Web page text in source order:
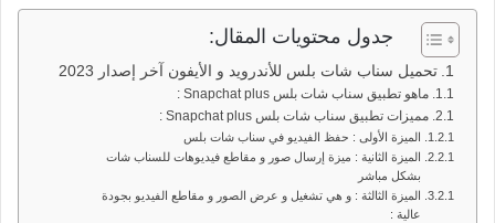
جدول محتويات المقال:
تحميل سناب شات بلس للأندرويد و الأيفون آخر إصدار 2023
ماهو تطبيق سناب شات بلس Snapchat plus :
مميزات تطبيق سناب شات بلس Snapchat plus :
الميزة الأولى : حفظ الفيديو في سناب شات بلس
الميزة الثانية : ميزة إرسال صور و مقاطع فيديوهات للسناب شات
بشكل مباشر
الميزة الثالثة : و هي تشغيل و عرض الصور و مقاطع الفيديو بجودة
عالية :